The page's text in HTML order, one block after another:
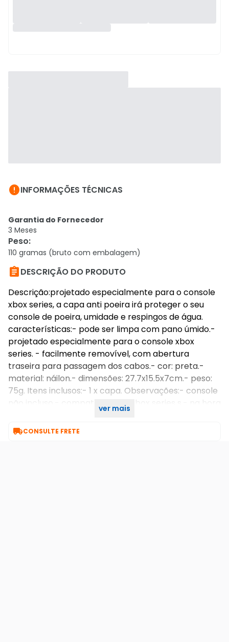
INFORMAÇÕES TÉCNICAS
Garantia do Fornecedor
3 Meses
Peso:
110 gramas (bruto com embalagem)
DESCRIÇÃO DO PRODUTO
Descrição:projetado especialmente para o console
xbox series, a capa anti poeira irá proteger o seu
console de poeira, umidade e respingos de água.
características:- pode ser limpa com pano úmido.-
projetado especialmente para o console xbox
series. - facilmente removível, com abertura
traseira para passagem dos cabos.- cor: preta.-
material: náilon.- dimensões: 27.7x15.5x7cm.- peso:
75g. Itens inclusos:- 1 x capa. Observações:- console
não incluso.- compatível com xbox series s.- na hora
ver mais
CONSULTE FRETE